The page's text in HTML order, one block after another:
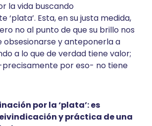
la vida buscando
‘plata’. Esta, en su justa medida,
no al punto de que su brillo nos
obsesionarse y anteponerla a
a lo que de verdad tiene valor;
precisamente por eso- no tiene
por la ‘plata’: es
y práctica de una